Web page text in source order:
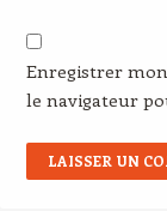
Enregistrer
le navigateur